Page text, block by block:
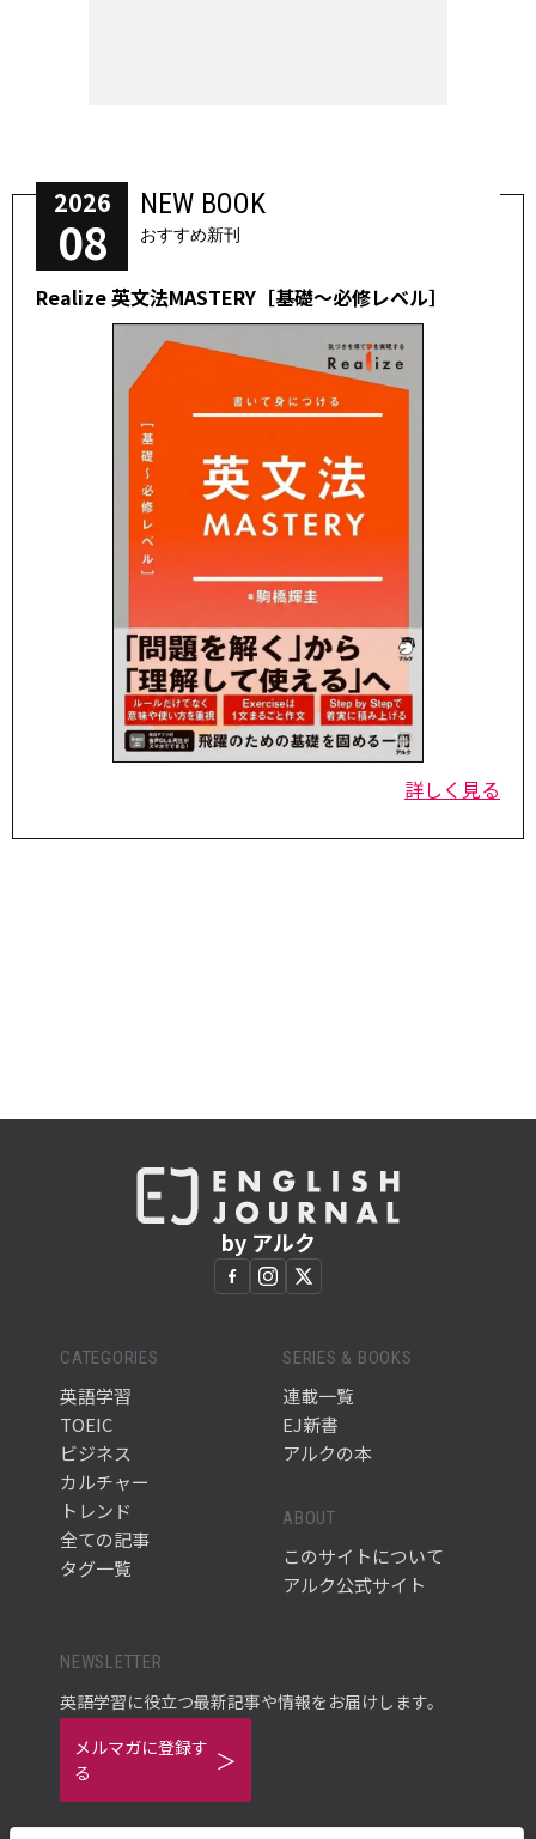
2026
08
NEW BOOK
おすすめ新刊
Realize 英文法MASTERY［基礎～必修レベル］
詳しく見る
by アルク
CATEGORIES
英語学習
TOEIC
ビジネス
カルチャー
トレンド
全ての記事
タグ一覧
SERIES & BOOKS
連載一覧
EJ新書
アルクの本
ABOUT
このサイトについて
アルク公式サイト
NEWSLETTER
英語学習に役立つ最新記事や情報をお届けします。
メルマガに登録す
る